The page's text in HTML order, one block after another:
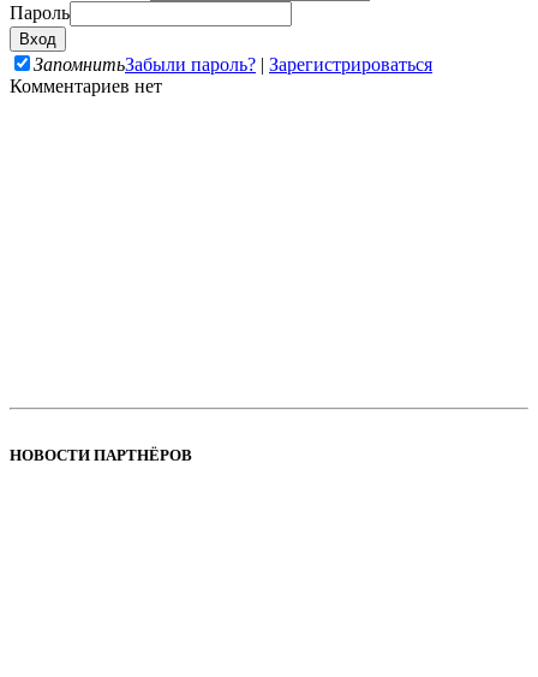
Пароль
ЗапомнитьЗабыли пароль? | Зарегистрироваться
Комментариев нет
НОВОСТИ ПАРТНЁРОВ